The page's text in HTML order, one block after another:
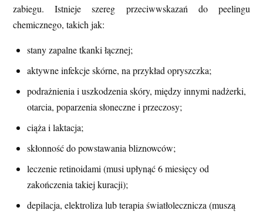
zabiegu. Istnieje szereg przeciwwskazań do peelingu
chemicznego, takich jak:
stany zapalne tkanki łącznej;
aktywne infekcje skórne, na przykład opryszczka;
podrażnienia i uszkodzenia skóry, między innymi nadżerki,
otarcia, poparzenia słoneczne i przeczosy;
ciąża i laktacja;
skłonność do powstawania bliznowców;
leczenie retinoidami (musi upłynąć 6 miesięcy od
zakończenia takiej kuracji);
depilacja, elektroliza lub terapia światłolecznicza (muszą